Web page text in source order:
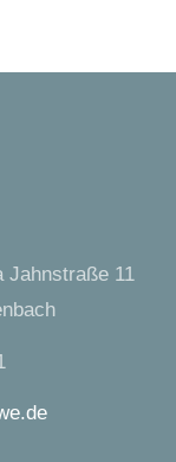
Jahnstraße 11